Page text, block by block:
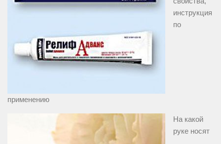
инструкция
по
применению
На какой
руке носят